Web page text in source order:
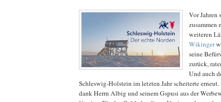
Vor Jahren
zusammen
weiteren
Wikinger
seine
zurück,
Und auch
Schleswig-Holstein im letzten Jahr scheiterte
dank Herrn Albig und seinem Gspusi aus der